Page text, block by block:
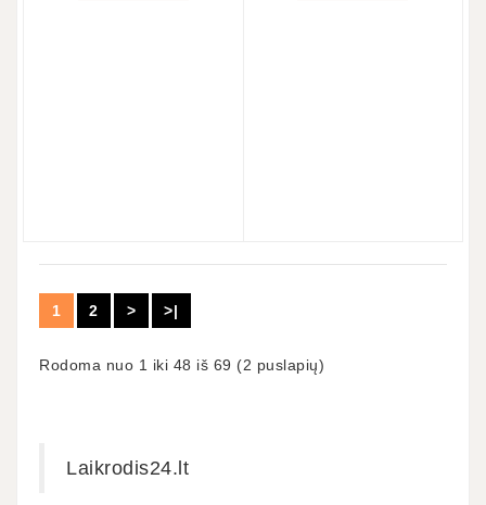
1 2 > >|
Rodoma nuo 1 iki 48 iš 69 (2 puslapių)
Laikrodis24.lt